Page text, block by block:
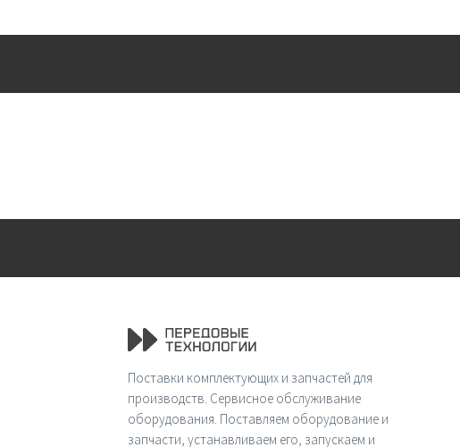
Поставки комплектующих и запчастей для
производств. Сервисное обслуживание
оборудования. Поставляем оборудование и
запчасти, устанавливаем его, запускаем и